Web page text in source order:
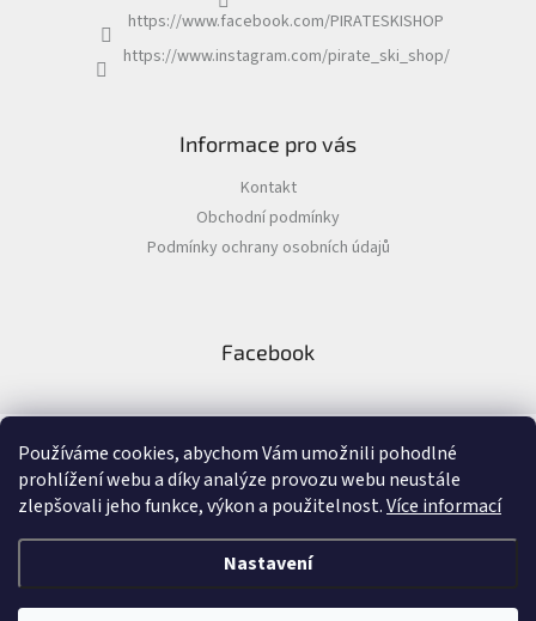
Používáme cookies, abychom Vám umožnili pohodlné
prohlížení webu a díky analýze provozu webu neustále
zlepšovali jeho funkce, výkon a použitelnost.Více informací
Nastavení
https://www.facebook.com/PIRATESKISHOP
https://www.instagram.com/pirate_ski_shop/
Informace pro vás
Kontakt
Obchodní podmínky
Podmínky ochrany osobních údajů
Facebook
Vytvořil Shoptet